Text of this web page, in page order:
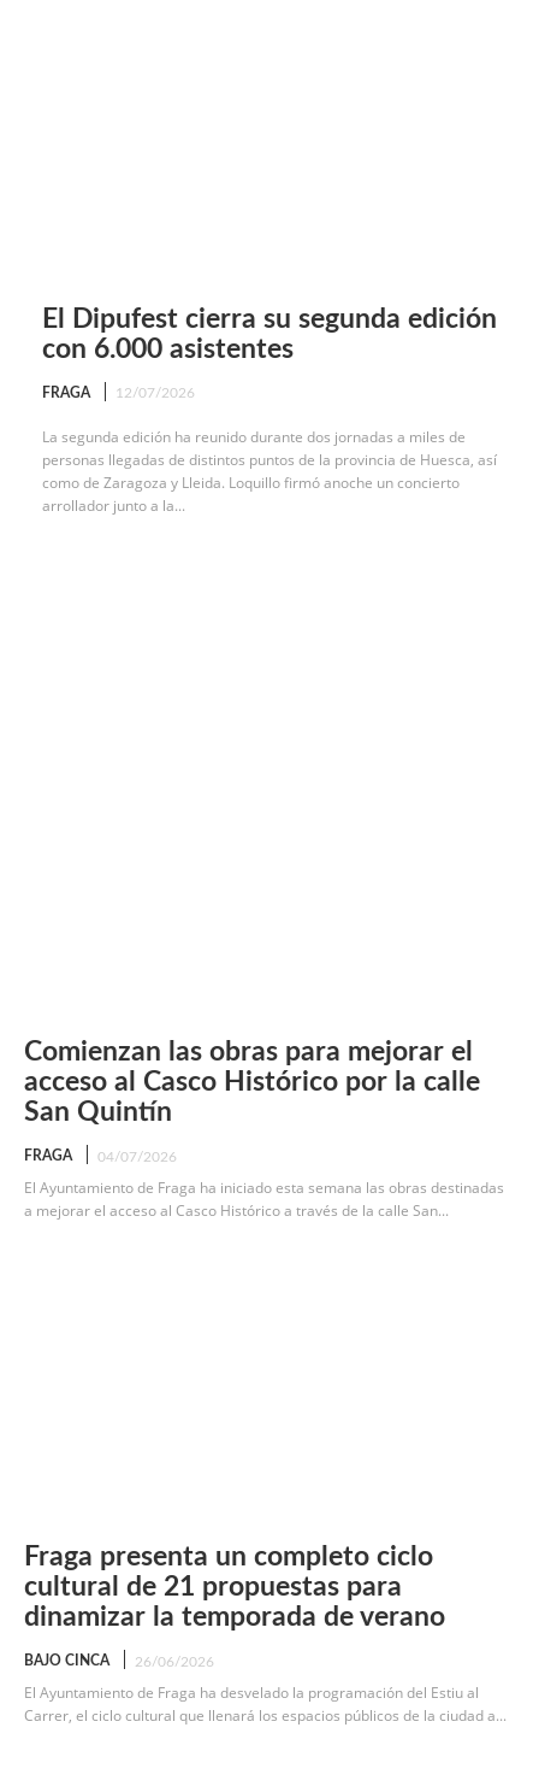
El Dipufest cierra su segunda edición
con 6.000 asistentes
FRAGA 12/07/2026
La segunda edición ha reunido durante dos jornadas a miles de
personas llegadas de distintos puntos de la provincia de Huesca, así
como de Zaragoza y Lleida. Loquillo firmó anoche un concierto
arrollador junto a la...
Comienzan las obras para mejorar el
acceso al Casco Histórico por la calle
San Quintín
FRAGA 04/07/2026
El Ayuntamiento de Fraga ha iniciado esta semana las obras destinadas
a mejorar el acceso al Casco Histórico a través de la calle San...
Fraga presenta un completo ciclo
cultural de 21 propuestas para
dinamizar la temporada de verano
BAJO CINCA 26/06/2026
El Ayuntamiento de Fraga ha desvelado la programación del Estiu al
Carrer, el ciclo cultural que llenará los espacios públicos de la ciudad a...